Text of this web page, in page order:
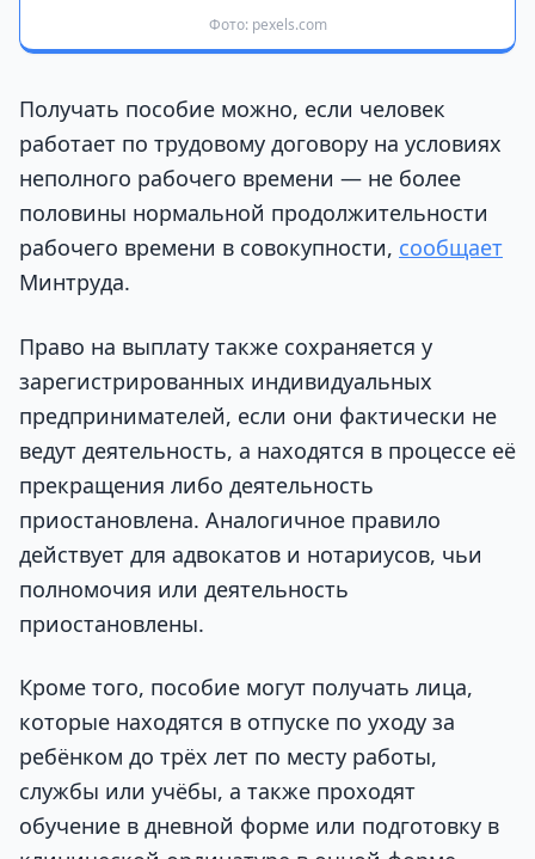
Фото: pexels.com
Получать пособие можно, если человек
работает по трудовому договору на условиях
неполного рабочего времени — не более
половины нормальной продолжительности
рабочего времени в совокупности, сообщает
Минтруда.
Право на выплату также сохраняется у
зарегистрированных индивидуальных
предпринимателей, если они фактически не
ведут деятельность, а находятся в процессе её
прекращения либо деятельность
приостановлена. Аналогичное правило
действует для адвокатов и нотариусов, чьи
полномочия или деятельность
приостановлены.
Кроме того, пособие могут получать лица,
которые находятся в отпуске по уходу за
ребёнком до трёх лет по месту работы,
службы или учёбы, а также проходят
обучение в дневной форме или подготовку в